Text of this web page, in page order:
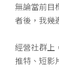
無論當前目
者後，我幾
經營社群上
推特、短影